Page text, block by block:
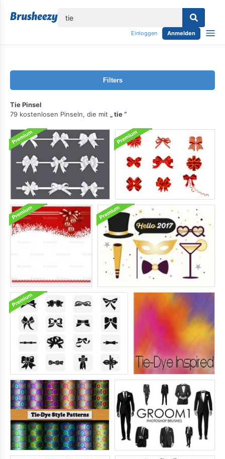
Einloggen Anmelden
Filters
Tie Pinsel
79 kostenlosen Pinseln, die mit
tie